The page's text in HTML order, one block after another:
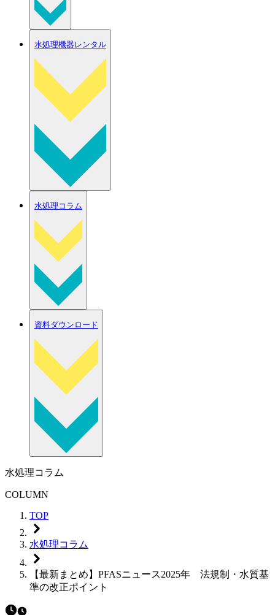
水処理機器レンタル
水処理コラム
資料ダウンロード
水処理コラム
COLUMN
TOP
水処理コラム
【最新まとめ】PFASニュース2025年 法規制・水質基
準の改正ポイント